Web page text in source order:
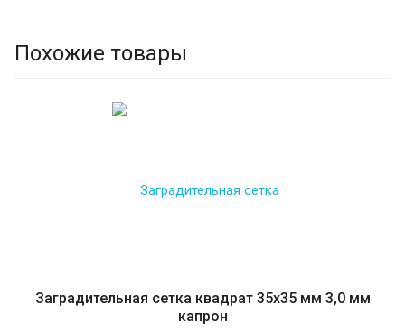
Похожие товары
Заградительная сетка квадрат 35х35 мм 3,0 мм
капрон